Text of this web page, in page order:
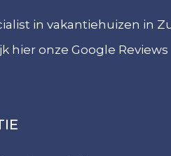
in vakantiehuizen in
hier onze Google Reviews